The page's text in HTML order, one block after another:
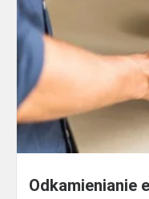
Odkamienianie